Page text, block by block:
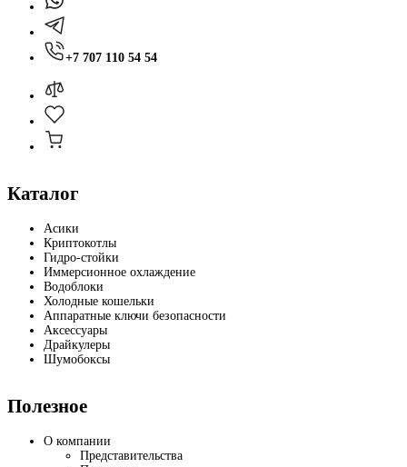
+7 707 110 54 54
Каталог
Асики
Криптокотлы
Гидро-стойки
Иммерсионное охлаждение
Водоблоки
Холодные кошельки
Аппаратные ключи безопасности
Аксессуары
Драйкулеры
Шумобоксы
Полезное
О компании
Представительства